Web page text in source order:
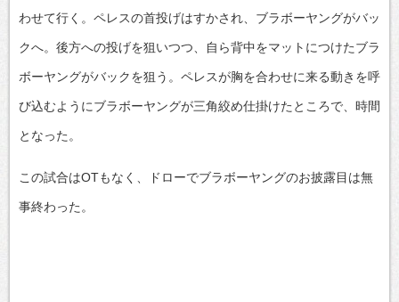
わせて行く。ペレスの首投げはすかされ、ブラボーヤングがバッ
クへ。後方への投げを狙いつつ、自ら背中をマットにつけたブラ
ボーヤングがバックを狙う。ペレスが胸を合わせに来る動きを呼
び込むようにブラボーヤングが三角絞め仕掛けたところで、時間
となった。
この試合はOTもなく、ドローでブラボーヤングのお披露目は無
事終わった。